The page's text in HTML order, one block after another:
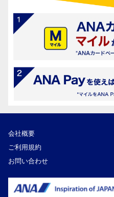
会社概要
ご利用規約
お問い合わせ